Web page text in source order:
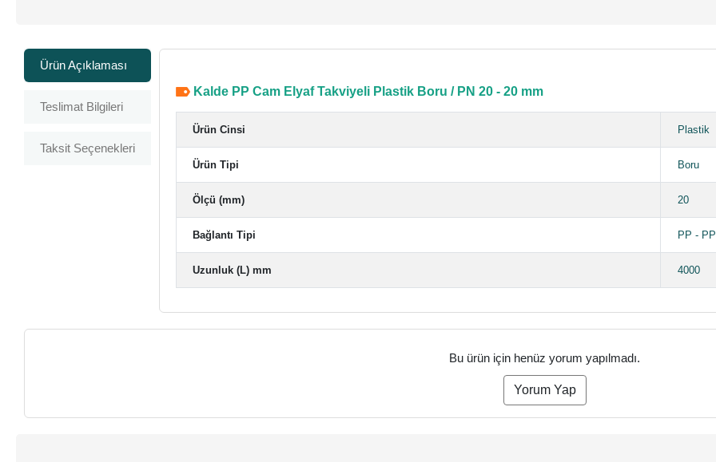
Ürün Açıklaması
Teslimat Bilgileri
Taksit Seçenekleri
Kalde PP Cam Elyaf Takviyeli Plastik Boru / PN 20 - 20 mm
Ürün Cinsi Plastik
Ürün Tipi Boru
Ölçü (mm) 20
Bağlantı Tipi PP - PP
Uzunluk (L) mm 4000
Bu ürün için henüz yorum yapılmadı.
Yorum Yap